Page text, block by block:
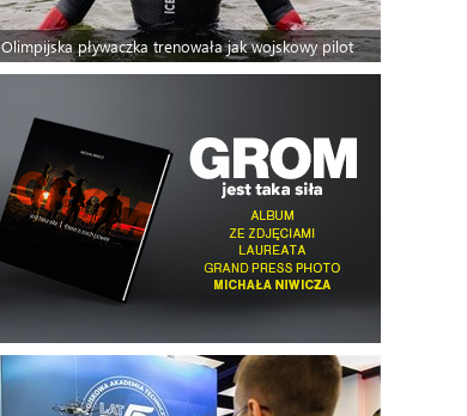
Olimpijska pływaczka trenowała jak wojskowy pilot